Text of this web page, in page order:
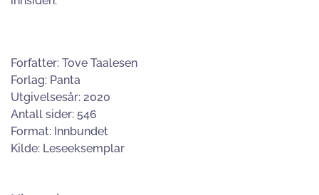
Forfatter: Tove Taalesen
Forlag: Panta
Utgivelsesår: 2020
Antall sider: 546
Format: Innbundet
Kilde: Leseeksemplar